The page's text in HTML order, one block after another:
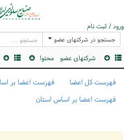
ورود / ثبت نام
جستجو در شرکتهای عضو
شرکتهای عضو محتوا
فهرست کل اعضا
فهرست اعضا بر
فهرست اعضا بر اساس استان